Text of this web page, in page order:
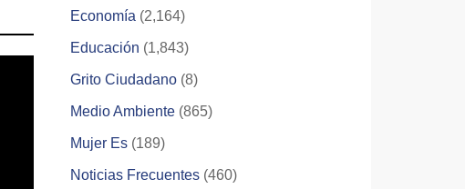
Economía (2,164)
Educación (1,843)
Grito Ciudadano (8)
Medio Ambiente (865)
Mujer Es (189)
Noticias Frecuentes (460)